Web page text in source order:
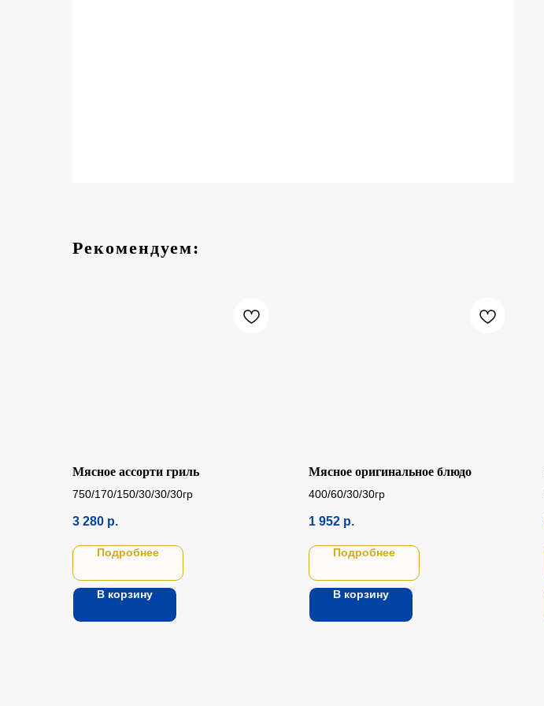
Рекомендуем:
Мясное ассорти гриль
750/170/150/30/30/30гр
3 280 р.
Подробнее
В корзину
Мясное оригинальное блюдо
400/60/30/30гр
1 952 р.
Подробнее
В корзину